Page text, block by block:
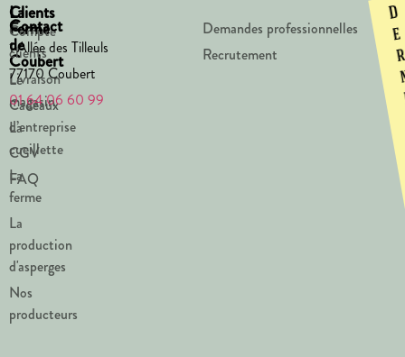
La
Ferme
de
Coubert
Le
magasin
La
cueillette
La
ferme
La
production
d'asperges
Nos
producteurs
Clients
Compte
clients
Livraison
Cadeaux
d’entreprise
CGV
FAQ
Contact
1 Allée des Tilleuls
77170 Coubert
01 64 06 60 99
Demandes professionnelles
Recrutement
D
e